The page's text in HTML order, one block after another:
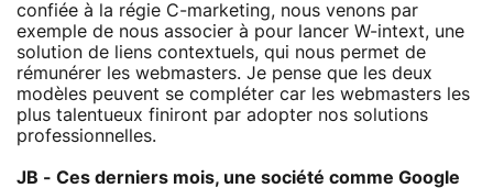
confiée à la régie C-marketing, nous venons par
exemple de nous associer à pour lancer W-intext, une
solution de liens contextuels, qui nous permet de
rémunérer les webmasters. Je pense que les deux
modèles peuvent se compléter car les webmasters les
plus talentueux finiront par adopter nos solutions
professionnelles.
JB - Ces derniers mois, une société comme Google